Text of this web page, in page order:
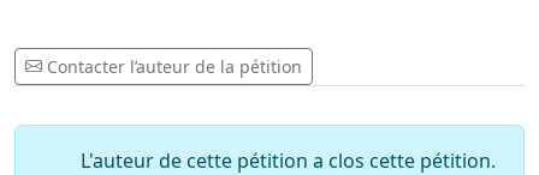
UN IMPACT SUR PLUSIEURS SERVICES, PAS SEULEMENT
LE SOUTIEN À DOMICILE
Le CLSC de Piedmont sert de point central pour
plusieurs professionnels et équipes.
Contacter l’auteur de la pétition
L'auteur de cette pétition a clos cette pétition.